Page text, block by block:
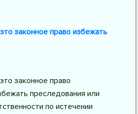
законное право избежать
законное право
преследования или
по истечении